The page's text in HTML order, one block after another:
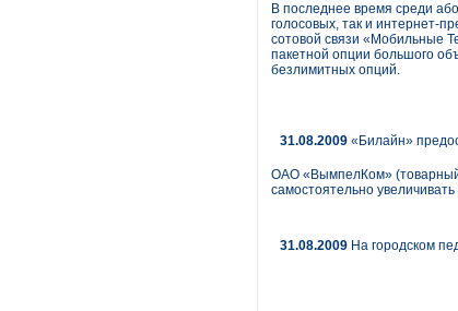
В последнее время среди
голосовых, так и интернет-
сотовой связи «Мобильные
пакетной опции большого
безлимитных опций.
31.08.2009 «Билайн»
ОАО «ВымпелКом» (товарный
самостоятельно
31.08.2009 На городском